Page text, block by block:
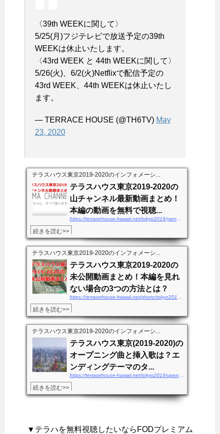
〈39th WEEKに関して〉
5/25(月)フジテレビで放送予定の39th
WEEKは休止いたします。
〈43rd WEEK と 44th WEEKに関して〉
5/26(火)、6/2(火)Netflixで配信予定の
43rd WEEK、44th WEEKは休止いたし
ます。
— TERRACE HOUSE (@TH6TV) May
23, 2020
テラスハウス東京2019-2020のインフォメーシ...
テラスハウス東京2019-2020の
山チャンネル最新動画まとめ！
本編の動画を無料で視聴...
続きを読む>>
テラスハウス東京2019-2020のインフォメーシ...
テラスハウス東京2019-2020の
未公開動画まとめ！本編を見れ
ない場合の3つの方法とは？
続きを読む>>
テラスハウス東京2019-2020のインフォメーシ...
テラスハウス東京(2019-2020)の
オープニング曲と挿入歌は？エ
ンディングテーマのタ...
続きを読む>>
▼テラハを無料視聴したいならFODプレミアム